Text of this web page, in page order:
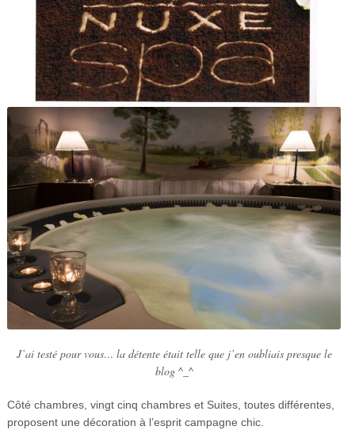
J’ai testé pour vous… la détente était telle que j’en oubliais presque le
blog ^_^
Côté chambres, vingt cinq chambres et Suites, toutes différentes,
proposent une décoration à l’esprit campagne chic.